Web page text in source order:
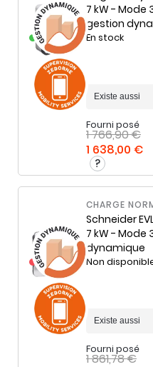
7 kW - Mode
gestion
En stock
Fourni posé
1 766,90 €
1 638,00 €
CHARGE
Schneider
7 kW - Mode
dynamique
Non
Fourni posé
1 861,78 €